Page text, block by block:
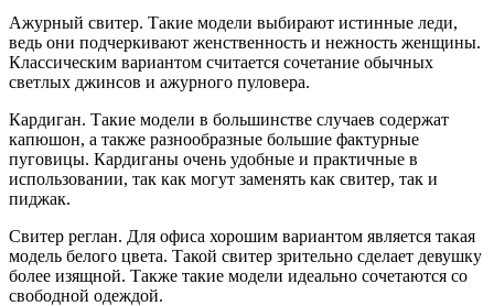
Ажурный свитер. Такие модели выбирают истинные леди,
ведь они подчеркивают женственность и нежность женщины.
Классическим вариантом считается сочетание обычных
светлых джинсов и ажурного пуловера.
Кардиган. Такие модели в большинстве случаев содержат
капюшон, а также разнообразные большие фактурные
пуговицы. Кардиганы очень удобные и практичные в
использовании, так как могут заменять как свитер, так и
пиджак.
Свитер реглан. Для офиса хорошим вариантом является такая
модель белого цвета. Такой свитер зрительно сделает девушку
более изящной. Также такие модели идеально сочетаются со
свободной одеждой.